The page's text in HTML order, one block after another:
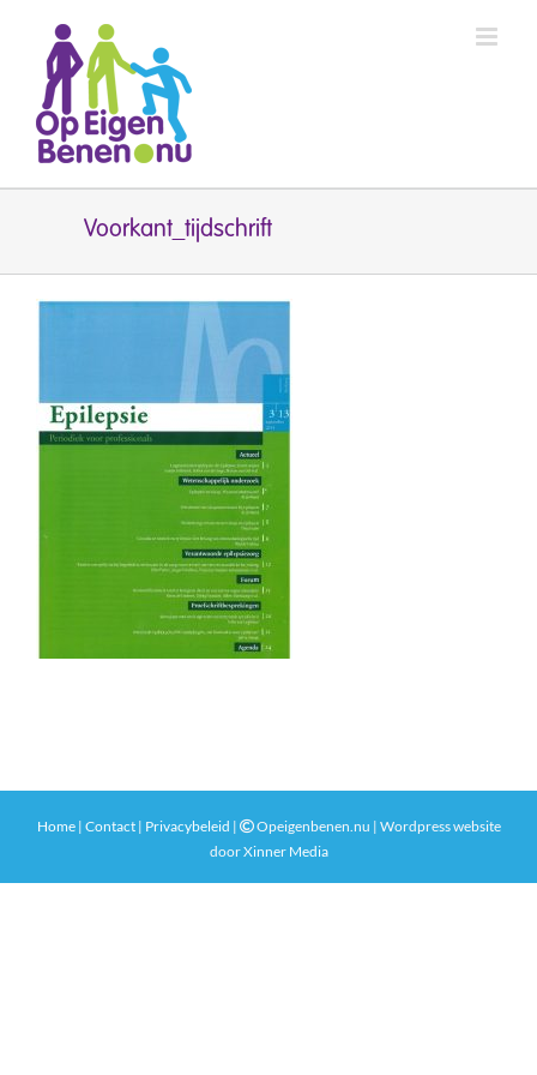
inhoud
Voorkant_tijdschrift
Home| Contact| Privacybeleid |
Opeigenbenen.nu | Wordpress website
doorXinner Media